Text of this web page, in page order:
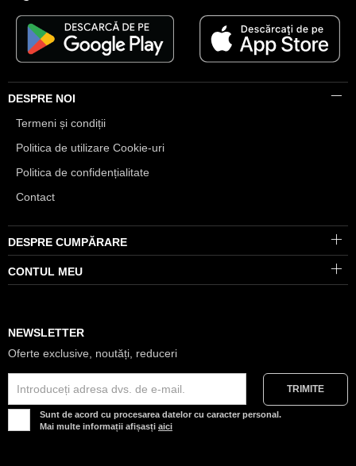
DESPRE NOI
Termeni și condiții
Politica de utilizare Cookie-uri
Politica de confidențialitate
Contact
DESPRE CUMPĂRARE
CONTUL MEU
NEWSLETTER
Oferte exclusive, noutăți, reduceri
Sunt de acord cu procesarea datelor cu caracter personal.
Mai multe informații afișasți aici